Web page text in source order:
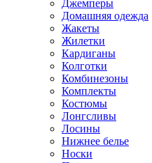
Джемперы
Домашняя одежда
Жакеты
Жилетки
Кардиганы
Колготки
Комбинезоны
Комплекты
Костюмы
Лонгсливы
Лосины
Нижнее белье
Носки